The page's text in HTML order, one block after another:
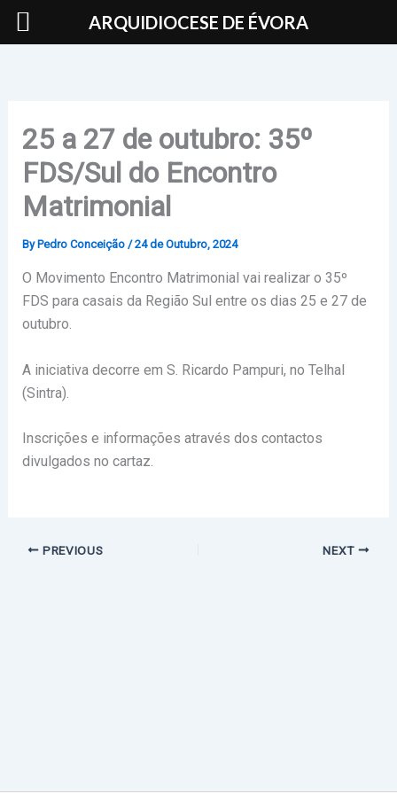
Skip
25 a 27 de outubro: 35º
FDS/Sul do Encontro
Matrimonial
By Pedro Conceição /24 de Outubro, 2024
O Movimento Encontro Matrimonial vai realizar o 35º
FDS para casais da Região Sul entre os dias 25 e 27 de
outubro.
A iniciativa decorre em S. Ricardo Pampuri, no Telhal
(Sintra).
Inscrições e informações através dos contactos
divulgados no cartaz.
PREVIOUS NEXT
ARQUIDIOCESE DE ÉVORA